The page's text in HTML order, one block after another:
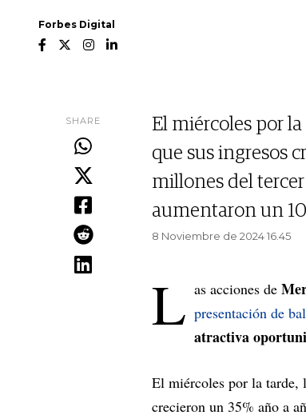
Forbes Digital
SHARE
El miércoles por
que sus ingresos
millones del
aumentaron un
8 Noviembre de 2024 16.45
L as acciones de
presentación de
atractiva
El miércoles por la tarde,
crecieron un 35% año a